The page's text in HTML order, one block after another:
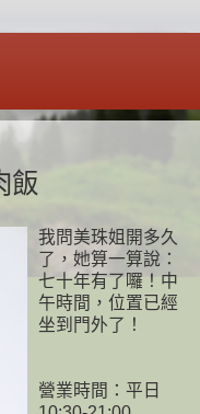
飯
我問美珠姐開多久
了，她算一算說：
七十年有了囉！中
午時間，位置已經
坐到門外了！
營業時間：平日